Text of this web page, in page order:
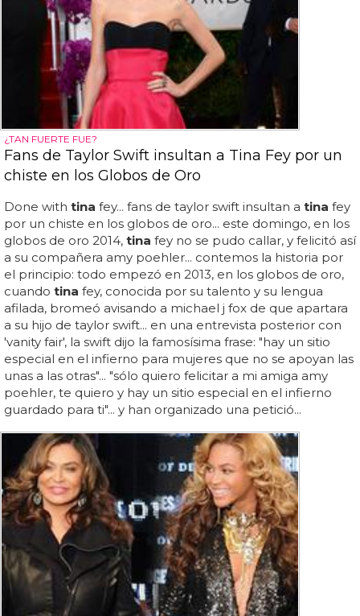
¿TAN FUERTE FUE?
Fans de Taylor Swift insultan a Tina Fey por un
chiste en los Globos de Oro
Done with tina fey... fans de taylor swift insultan a tina fey
por un chiste en los globos de oro... este domingo, en los
globos de oro 2014, tina fey no se pudo callar, y felicitó así
a su compañera amy poehler... contemos la historia por
el principio: todo empezó en 2013, en los globos de oro,
cuando tina fey, conocida por su talento y su lengua
afilada, bromeó avisando a michael j fox de que apartara
a su hijo de taylor swift... en una entrevista posterior con
'vanity fair', la swift dijo la famosísima frase: "hay un sitio
especial en el infierno para mujeres que no se apoyan las
unas a las otras"... "sólo quiero felicitar a mi amiga amy
poehler, te quiero y hay un sitio especial en el infierno
guardado para ti"... y han organizado una petició...